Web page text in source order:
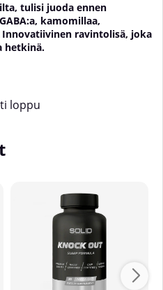
tulisi juoda ennen
kamomillaa,
Innovatiivinen ravintolisä, joka
hetkinä.
loppu